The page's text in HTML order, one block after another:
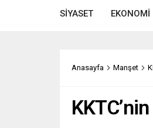
SİYASET EKONOMİ
Anasayfa Manşet